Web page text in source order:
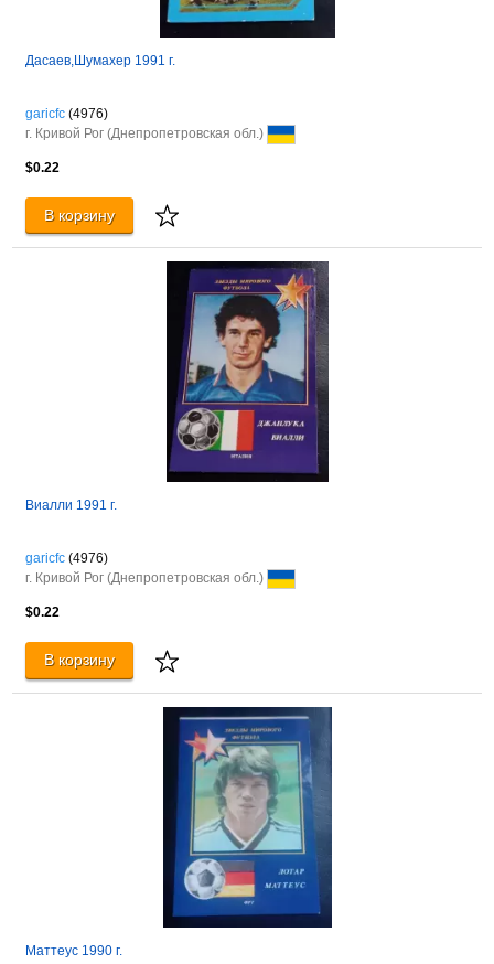
Дасаев,Шумахер 1991 г.
garicfc (4976)
г. Кривой Рог (Днепропетровская обл.)
$0.22
В корзину
Виалли 1991 г.
garicfc (4976)
г. Кривой Рог (Днепропетровская обл.)
$0.22
В корзину
Маттеус 1990 г.